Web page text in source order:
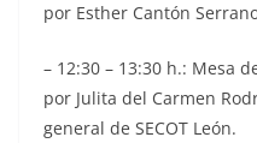
por Esther Cantón
– 12:30 – 13:30 h.: Mesa
por Julita del Carmen
general de SECOT León.